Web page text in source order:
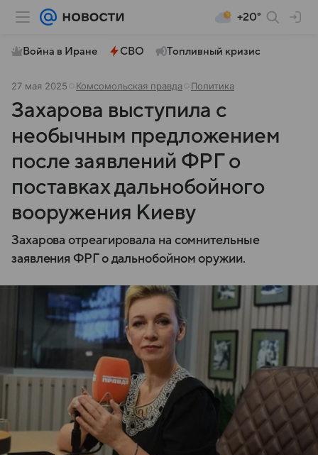
+20°
Война в Иране СВО Топливный кризис
27 мая 2025 Комсомольская правда Политика
Захарова выступила с
необычным предложением
после заявлений ФРГ о
поставках дальнобойного
вооружения Киеву
Захарова отреагировала на сомнительные
заявления ФРГ о дальнобойном оружии.